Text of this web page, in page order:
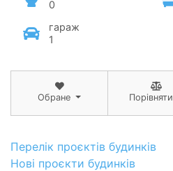
0
гараж
1
Обране Порівняти
Перелік проєктів будинків
Нові проєкти будинків